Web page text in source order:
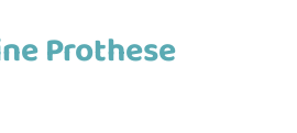
Prothese